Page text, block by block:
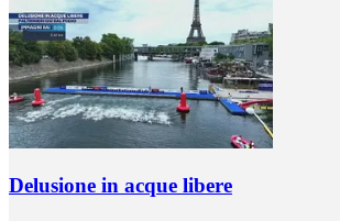
Delusione in acque libere